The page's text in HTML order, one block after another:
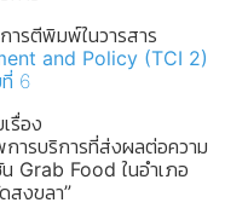
ารตีพิมพ์ในวารสาร
and Policy (TCI 2)
6
รื่อง
ารบริการที่ส่งผลต่อความ
Grab Food ในอำเภอ
สงขลา”